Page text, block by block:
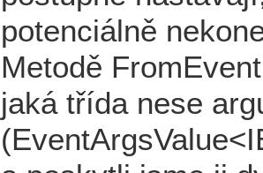
potenciálně
Metodě
jaká třída nese